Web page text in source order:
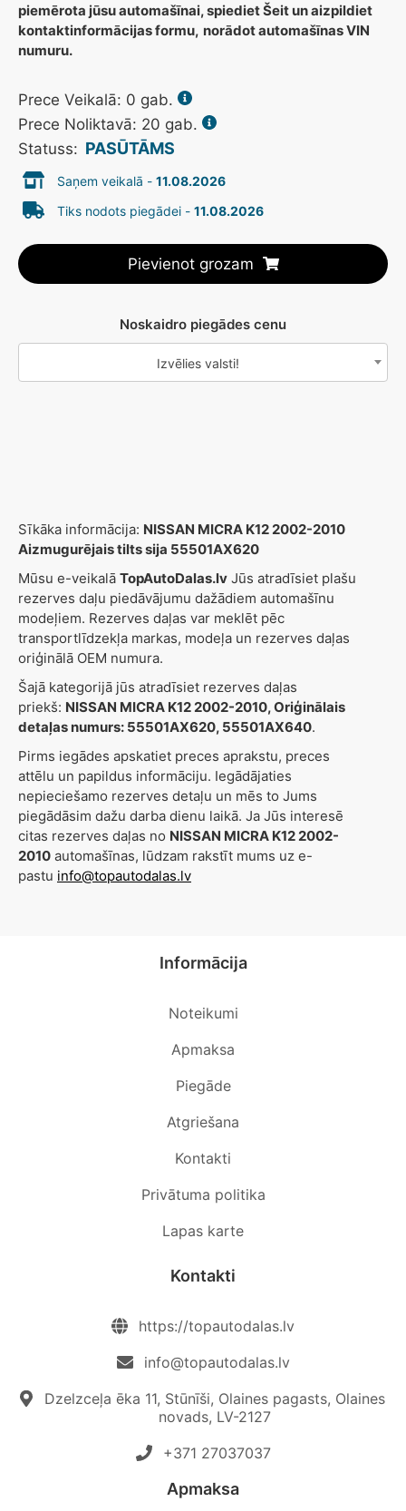
piemērota jūsu automašīnai, spiediet Šeit un aizpildiet
kontaktinformācijas formu, norādot automašīnas VIN
numuru.
Prece Veikalā: 0 gab.
Prece Noliktavā: 20 gab.
Statuss: PASŪTĀMS
Saņem veikalā - 11.08.2026
Tiks nodots piegādei - 11.08.2026
Pievienot grozam
Noskaidro piegādes cenu
Izvēlies valsti!
Sīkāka informācija: NISSAN MICRA K12 2002-2010
Aizmugurējais tilts sija 55501AX620
Mūsu e-veikalā TopAutoDalas.lv Jūs atradīsiet plašu
rezerves daļu piedāvājumu dažādiem automašīnu
modeļiem. Rezerves daļas var meklēt pēc
transportlīdzekļa markas, modeļa un rezerves daļas
oriģinālā OEM numura.
Šajā kategorijā jūs atradīsiet rezerves daļas
priekš: NISSAN MICRA K12 2002-2010, Oriģinālais
detaļas numurs: 55501AX620, 55501AX640.
Pirms iegādes apskatiet preces aprakstu, preces
attēlu un papildus informāciju. Iegādājaties
nepieciešamo rezerves detaļu un mēs to Jums
piegādāsim dažu darba dienu laikā. Ja Jūs interesē
citas rezerves daļas no NISSAN MICRA K12 2002-
2010 automašīnas, lūdzam rakstīt mums uz e-
pastu info@topautodalas.lv
Informācija
Noteikumi
Apmaksa
Piegāde
Atgriešana
Kontakti
Privātuma politika
Lapas karte
Kontakti
https://topautodalas.lv
info@topautodalas.lv
Dzelzceļa ēka 11, Stūnīši, Olaines pagasts, Olaines
novads, LV-2127
+371 27037037‬
Apmaksa